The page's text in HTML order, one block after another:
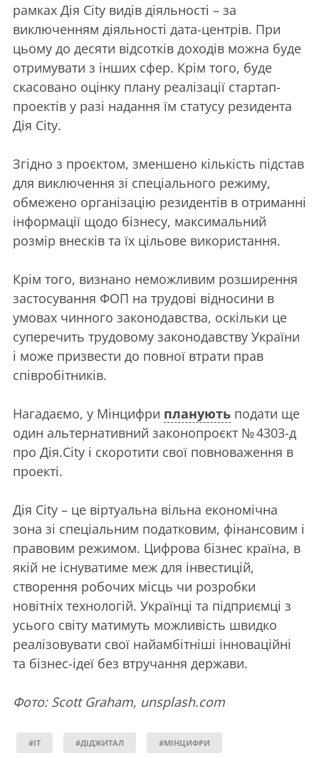
рамках Дія City видів діяльності – за
виключенням діяльності дата-центрів. При
цьому до десяти відсотків доходів можна буде
отримувати з інших сфер. Крім того, буде
скасовано оцінку плану реалізації стартап-
проектів у разі надання їм статусу резидента
Дія City.
Згідно з проєктом, зменшено кількість підстав
для виключення зі спеціального режиму,
обмежено організацію резидентів в отриманні
інформації щодо бізнесу, максимальний
розмір внесків та їх цільове використання.
Крім того, визнано неможливим розширення
застосування ФОП на трудові відносини в
умовах чинного законодавства, оскільки це
суперечить трудовому законодавству України
і може призвести до повної втрати прав
співробітників.
Нагадаємо, у Мінцифри планують подати ще
один альтернативний законопроєкт № 4303-д
про Дія.City і скоротити свої повноваження в
проекті.
Дія City – це віртуальна вільна економічна
зона зі спеціальним податковим, фінансовим і
правовим режимом. Цифрова бізнес країна, в
якій не існуватиме меж для інвестицій,
створення робочих місць чи розробки
новітніх технологій. Українці та підприємці з
усього світу матимуть можливість швидко
реалізовувати свої найамбітніші інноваційні
та бізнес-ідеї без втручання держави.
Фото: Scott Graham, unsplash.com
#IT #ДІДЖИТАЛ #МІНЦИФРИ